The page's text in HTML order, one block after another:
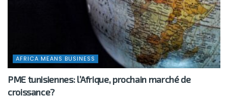
AFRICA MEANS BUSINESS
PME tunisiennes: l’Afrique, prochain marché de
croissance?